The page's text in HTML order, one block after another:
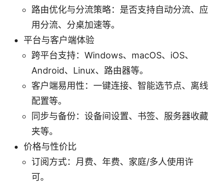
路由优化与分流策略：是否支持自动分流、应
用分流、分桌加速等。
平台与客户端体验
跨平台支持：Windows、macOS、iOS、
Android、Linux、路由器等。
客户端易用性：一键连接、智能选节点、离线
配置等。
同步与备份：设备间设置、书签、服务器收藏
夹等。
价格与性价比
订阅方式：月费、年费、家庭/多人使用许
可。